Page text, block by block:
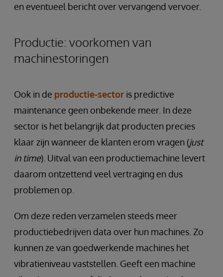
en eventueel bericht over vervangend vervoer.
Productie: voorkomen van
machinestoringen
Ook in de productie-sector is predictive
maintenance geen onbekende meer. In deze
sector is het belangrijk dat producten precies
klaar zijn wanneer de klanten erom vragen (just
in time). Uitval van een productiemachine levert
daarom ontzettend veel vertraging en dus
problemen op.
Om deze reden verzamelen steeds meer
productiebedrijven data over hun machines. Zo
kunnen ze van goedwerkende machines het
vibratieniveau vaststellen. Geeft een machine